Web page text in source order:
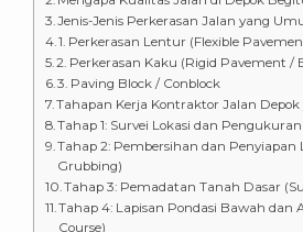
Jenis-Jenis Perkerasan Jalan yang
1. Perkerasan Lentur (Flexible
2. Perkerasan Kaku (Rigid Pavement /
3. Paving Block / Conblock
Tahapan Kerja Kontraktor Jalan Depok
Tahap 1: Survei Lokasi dan Pengukuran
Tahap 2: Pembersihan dan Penyiapan
Grubbing)
Tahap 3: Pemadatan Tanah Dasar
Tahap 4: Lapisan Pondasi Bawah dan
Course)